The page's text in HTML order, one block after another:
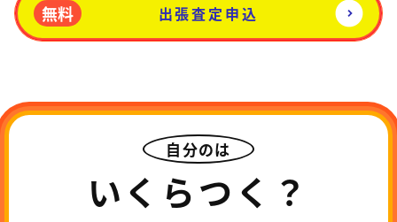
無料 出張査定申込
自分のは
いくらつく？